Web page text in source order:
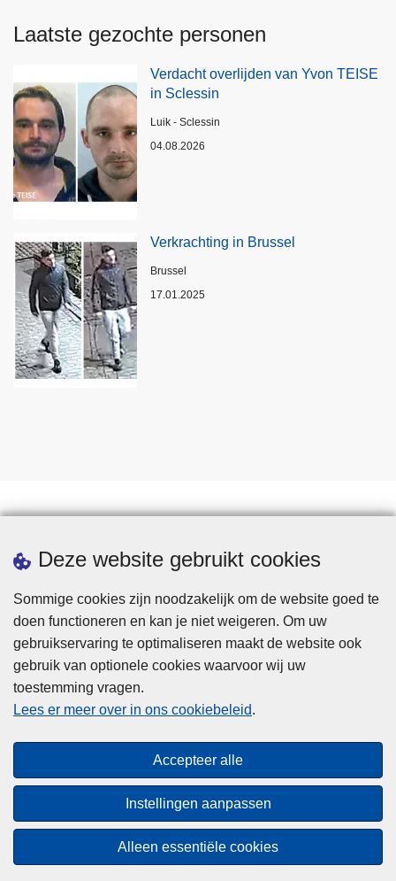
Deze website gebruikt cookies
Sommige cookies zijn noodzakelijk om de website goed te
doen functioneren en kan je niet weigeren. Om uw
gebruikservaring te optimaliseren maakt de website ook
gebruik van optionele cookies waarvoor wij uw
toestemming vragen.
Lees er meer over in ons cookiebeleid.
Accepteer alle
Instellingen aanpassen
Alleen essentiële cookies
Laatste gezochte personen
Verdacht overlijden van Yvon TEISE
in Sclessin
Plaats
Luik - Sclessin
04.08.2026
Verkrachting in Brussel
Plaats
Brussel
17.01.2025
Statistieken
Privacy
Cookies
Toegankelijkheid
© 2026 Politie.be